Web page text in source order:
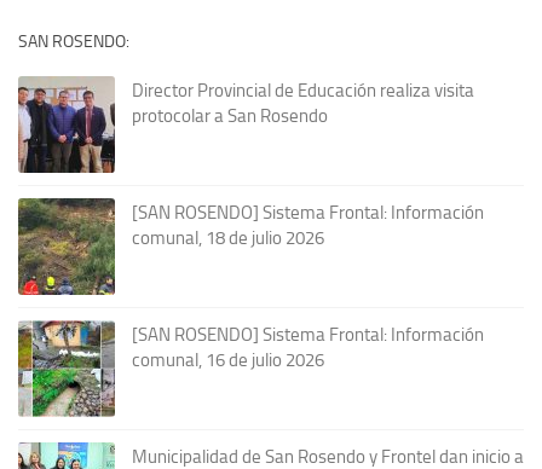
SAN ROSENDO:
Director Provincial de Educación realiza visita
protocolar a San Rosendo
[SAN ROSENDO] Sistema Frontal: Información
comunal, 18 de julio 2026
[SAN ROSENDO] Sistema Frontal: Información
comunal, 16 de julio 2026
Municipalidad de San Rosendo y Frontel dan inicio a